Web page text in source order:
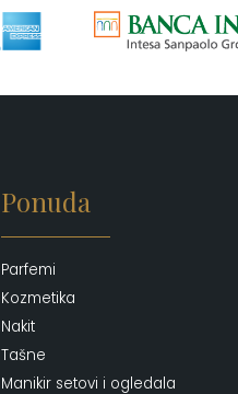
Ponuda
Parfemi
Kozmetika
Nakit
Tašne
Manikir setovi i ogledala